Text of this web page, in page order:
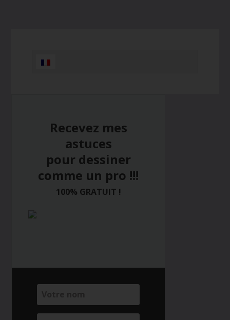
latérale
Recevez mes
astuces
pour dessiner
comme un pro !!!
100% GRATUIT !